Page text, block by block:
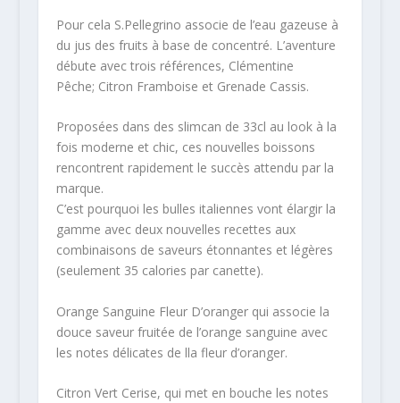
Pour cela S.Pellegrino associe de l’eau gazeuse à
du jus des fruits à base de concentré. L’aventure
débute avec trois références, Clémentine
Pêche; Citron Framboise et Grenade Cassis.
Proposées dans des slimcan de 33cl au look à la
fois moderne et chic, ces nouvelles boissons
rencontrent rapidement le succès attendu par la
marque.
C’est pourquoi les bulles italiennes vont élargir la
gamme avec deux nouvelles recettes aux
combinaisons de saveurs étonnantes et légères
(seulement 35 calories par canette).
Orange Sanguine Fleur D’oranger qui associe la
douce saveur fruitée de l’orange sanguine avec
les notes délicates de lla fleur d’oranger.
Citron Vert Cerise, qui met en bouche les notes